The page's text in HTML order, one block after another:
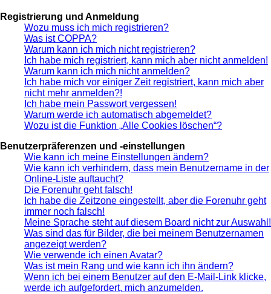
Registrierung und Anmeldung
Wozu muss ich mich registrieren?
Was ist COPPA?
Warum kann ich mich nicht registrieren?
Ich habe mich registriert, kann mich aber nicht anmelden!
Warum kann ich mich nicht anmelden?
Ich habe mich vor einiger Zeit registriert, kann mich aber
nicht mehr anmelden?!
Ich habe mein Passwort vergessen!
Warum werde ich automatisch abgemeldet?
Wozu ist die Funktion „Alle Cookies löschen“?
Benutzerpräferenzen und -einstellungen
Wie kann ich meine Einstellungen ändern?
Wie kann ich verhindern, dass mein Benutzername in der
Online-Liste auftaucht?
Die Forenuhr geht falsch!
Ich habe die Zeitzone eingestellt, aber die Forenuhr geht
immer noch falsch!
Meine Sprache steht auf diesem Board nicht zur Auswahl!
Was sind das für Bilder, die bei meinem Benutzernamen
angezeigt werden?
Wie verwende ich einen Avatar?
Was ist mein Rang und wie kann ich ihn ändern?
Wenn ich bei einem Benutzer auf den E-Mail-Link klicke,
werde ich aufgefordert, mich anzumelden.